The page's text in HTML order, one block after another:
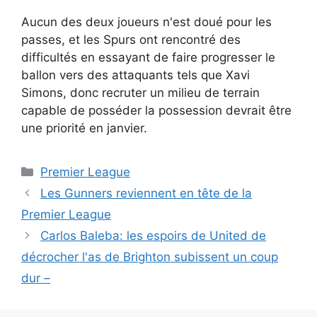
Aucun des deux joueurs n'est doué pour les
passes, et les Spurs ont rencontré des
difficultés en essayant de faire progresser le
ballon vers des attaquants tels que Xavi
Simons, donc recruter un milieu de terrain
capable de posséder la possession devrait être
une priorité en janvier.
Catégories
Premier League
Les Gunners reviennent en tête de la
Premier League
Carlos Baleba: les espoirs de United de
décrocher l'as de Brighton subissent un coup
dur –